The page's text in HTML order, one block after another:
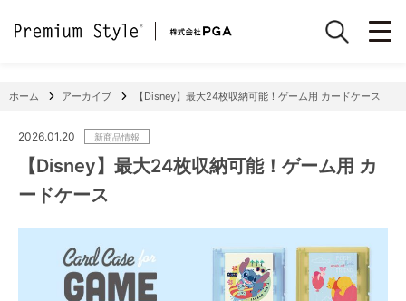
ホーム アーカイブ 【Disney】最大24枚収納可能！ゲーム用 カードケース
2026.01.20 新商品情報
【Disney】最大24枚収納可能！ゲーム用 カ
ードケース